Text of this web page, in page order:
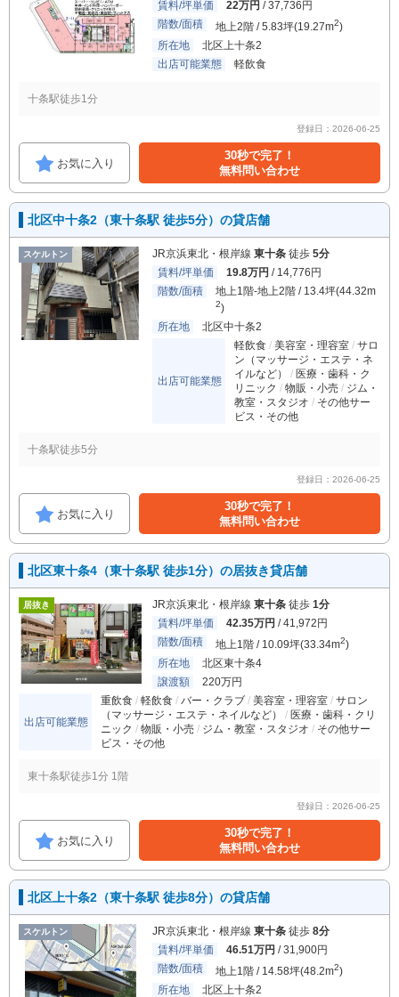
賃料/坪単価 22万円 / 37,736円
階数/面積
地上2階 / 5.83坪(19.27m2)
所在地
北区上十条2
出店可能業態
軽飲食
十条駅徒歩1分
登録日：2026-06-25
お気に入り
30秒で完了！
無料問い合わせ
北区中十条2（東十条駅 徒歩5分）の貸店舗
スケルトン JR京浜東北・根岸線 東十条 徒歩 5分
賃料/坪単価
19.8万円 / 14,776円
階数/面積
地上1階-地上2階 / 13.4坪(44.32m
2)
所在地
北区中十条2
出店可能業態
軽飲食 美容室・理容室
サロ
ン（マッサージ・エステ・ネ
イルなど）
医療・歯科・ク
リニック
物販・小売
ジム・
教室・スタジオ
その他サー
ビス・その他
十条駅徒歩5分
登録日：2026-06-25
お気に入り
30秒で完了！
無料問い合わせ
北区東十条4（東十条駅 徒歩1分）の居抜き貸店舗
居抜き JR京浜東北・根岸線 東十条 徒歩 1分
賃料/坪単価
42.35万円 / 41,972円
階数/面積
地上1階 / 10.09坪(33.34m2)
所在地
北区東十条4
譲渡額
220万円
出店可能業態
重飲食 軽飲食 バー・クラブ 美容室・理容室
サロン
（マッサージ・エステ・ネイルなど）
医療・歯科・クリ
ニック
物販・小売 ジム・教室・スタジオ
その他サー
ビス・その他
東十条駅徒歩1分 1階
登録日：2026-06-25
お気に入り
30秒で完了！
無料問い合わせ
北区上十条2（東十条駅 徒歩8分）の貸店舗
スケルトン JR京浜東北・根岸線 東十条 徒歩 8分
賃料/坪単価
46.51万円 / 31,900円
階数/面積
地上1階 / 14.58坪(48.2m2)
所在地
北区上十条2